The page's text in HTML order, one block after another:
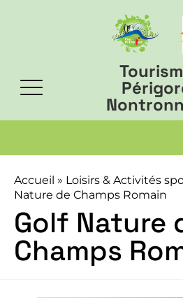
Accueil » Loisirs & Activités
Nature de Champs Romain
Golf Nature
Champs